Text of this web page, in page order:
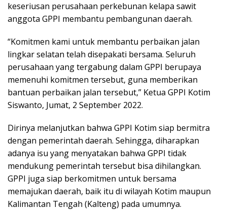
keseriusan perusahaan perkebunan kelapa sawit
anggota GPPI membantu pembangunan daerah.
“Komitmen kami untuk membantu perbaikan jalan
lingkar selatan telah disepakati bersama. Seluruh
perusahaan yang tergabung dalam GPPI berupaya
memenuhi komitmen tersebut, guna memberikan
bantuan perbaikan jalan tersebut,” Ketua GPPI Kotim
Siswanto, Jumat, 2 September 2022.
Dirinya melanjutkan bahwa GPPI Kotim siap bermitra
dengan pemerintah daerah. Sehingga, diharapkan
adanya isu yang menyatakan bahwa GPPI tidak
mendukung pemerintah tersebut bisa dihilangkan.
GPPI juga siap berkomitmen untuk bersama
memajukan daerah, baik itu di wilayah Kotim maupun
Kalimantan Tengah (Kalteng) pada umumnya.